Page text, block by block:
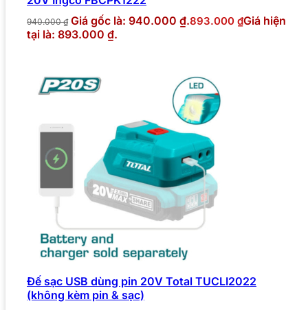
940.000₫ Giá gốc là: 940.000 ₫.893.000 ₫Giá hiện
tại là: 893.000 ₫.
Đế sạc USB dùng pin 20V Total TUCLI2022
(không kèm pin & sạc)